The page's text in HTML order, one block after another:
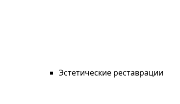
Эстетические реставрации